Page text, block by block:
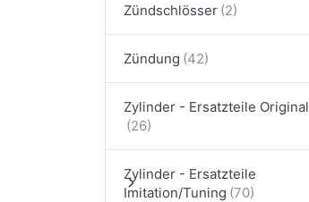
Zündschlösser
Zündung
Zylinder - Ersatzteile Original
Zylinder - Ersatzteile
Imitation/Tuning